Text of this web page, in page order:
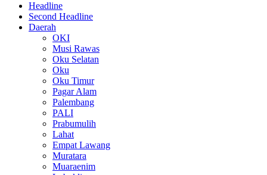
Headline
Second Headline
Daerah
OKI
Musi Rawas
Oku Selatan
Oku
Oku Timur
Pagar Alam
Palembang
PALI
Prabumulih
Lahat
Empat Lawang
Muratara
Muaraenim